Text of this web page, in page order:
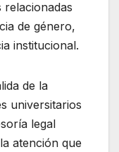
relacionadas
de género,
institucional.
de la
universitarios
legal
atención que